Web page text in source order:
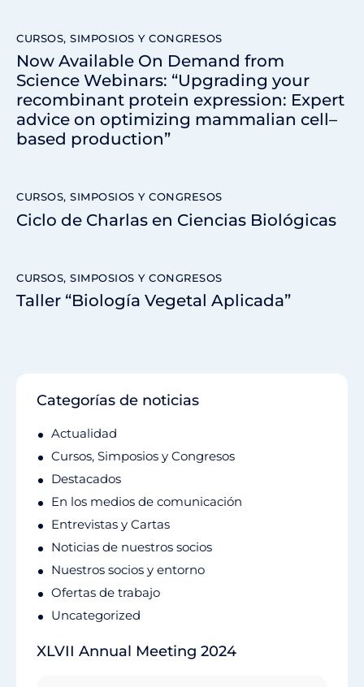
CURSOS, SIMPOSIOS Y CONGRESOS
Now Available On Demand from
Science Webinars: “Upgrading your
recombinant protein expression: Expert
advice on optimizing mammalian cell–
based production”
CURSOS, SIMPOSIOS Y CONGRESOS
Ciclo de Charlas en Ciencias Biológicas
CURSOS, SIMPOSIOS Y CONGRESOS
Taller “Biología Vegetal Aplicada”
Categorías de noticias
Actualidad
Cursos, Simposios y Congresos
Destacados
En los medios de comunicación
Entrevistas y Cartas
Noticias de nuestros socios
Nuestros socios y entorno
Ofertas de trabajo
Uncategorized
XLVII Annual Meeting 2024